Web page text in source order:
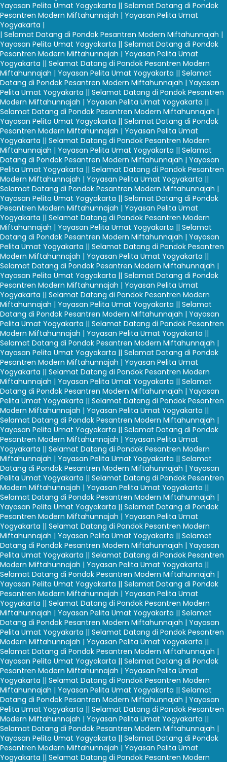
Yayasan Pelita Umat Yogyakarta || Selamat Datang di Pondok
Pesantren Modern Miftahunnajah | Yayasan Pelita Umat
Yogyakarta |
| Selamat Datang di Pondok Pesantren Modern Miftahunnajah |
Yayasan Pelita Umat Yogyakarta || Selamat Datang di Pondok
Pesantren Modern Miftahunnajah | Yayasan Pelita Umat
Yogyakarta || Selamat Datang di Pondok Pesantren Modern
Miftahunnajah | Yayasan Pelita Umat Yogyakarta || Selamat
Datang di Pondok Pesantren Modern Miftahunnajah | Yayasan
Pelita Umat Yogyakarta || Selamat Datang di Pondok Pesantren
Modern Miftahunnajah | Yayasan Pelita Umat Yogyakarta ||
Selamat Datang di Pondok Pesantren Modern Miftahunnajah |
Yayasan Pelita Umat Yogyakarta || Selamat Datang di Pondok
Pesantren Modern Miftahunnajah | Yayasan Pelita Umat
Yogyakarta || Selamat Datang di Pondok Pesantren Modern
Miftahunnajah | Yayasan Pelita Umat Yogyakarta || Selamat
Datang di Pondok Pesantren Modern Miftahunnajah | Yayasan
Pelita Umat Yogyakarta || Selamat Datang di Pondok Pesantren
Modern Miftahunnajah | Yayasan Pelita Umat Yogyakarta ||
Selamat Datang di Pondok Pesantren Modern Miftahunnajah |
Yayasan Pelita Umat Yogyakarta || Selamat Datang di Pondok
Pesantren Modern Miftahunnajah | Yayasan Pelita Umat
Yogyakarta || Selamat Datang di Pondok Pesantren Modern
Miftahunnajah | Yayasan Pelita Umat Yogyakarta || Selamat
Datang di Pondok Pesantren Modern Miftahunnajah | Yayasan
Pelita Umat Yogyakarta || Selamat Datang di Pondok Pesantren
Modern Miftahunnajah | Yayasan Pelita Umat Yogyakarta ||
Selamat Datang di Pondok Pesantren Modern Miftahunnajah |
Yayasan Pelita Umat Yogyakarta || Selamat Datang di Pondok
Pesantren Modern Miftahunnajah | Yayasan Pelita Umat
Yogyakarta || Selamat Datang di Pondok Pesantren Modern
Miftahunnajah | Yayasan Pelita Umat Yogyakarta || Selamat
Datang di Pondok Pesantren Modern Miftahunnajah | Yayasan
Pelita Umat Yogyakarta || Selamat Datang di Pondok Pesantren
Modern Miftahunnajah | Yayasan Pelita Umat Yogyakarta ||
Selamat Datang di Pondok Pesantren Modern Miftahunnajah |
Yayasan Pelita Umat Yogyakarta || Selamat Datang di Pondok
Pesantren Modern Miftahunnajah | Yayasan Pelita Umat
Yogyakarta || Selamat Datang di Pondok Pesantren Modern
Miftahunnajah | Yayasan Pelita Umat Yogyakarta || Selamat
Datang di Pondok Pesantren Modern Miftahunnajah | Yayasan
Pelita Umat Yogyakarta || Selamat Datang di Pondok Pesantren
Modern Miftahunnajah | Yayasan Pelita Umat Yogyakarta ||
Selamat Datang di Pondok Pesantren Modern Miftahunnajah |
Yayasan Pelita Umat Yogyakarta || Selamat Datang di Pondok
Pesantren Modern Miftahunnajah | Yayasan Pelita Umat
Yogyakarta || Selamat Datang di Pondok Pesantren Modern
Miftahunnajah | Yayasan Pelita Umat Yogyakarta || Selamat
Datang di Pondok Pesantren Modern Miftahunnajah | Yayasan
Pelita Umat Yogyakarta || Selamat Datang di Pondok Pesantren
Modern Miftahunnajah | Yayasan Pelita Umat Yogyakarta ||
Selamat Datang di Pondok Pesantren Modern Miftahunnajah |
Yayasan Pelita Umat Yogyakarta || Selamat Datang di Pondok
Pesantren Modern Miftahunnajah | Yayasan Pelita Umat
Yogyakarta || Selamat Datang di Pondok Pesantren Modern
Miftahunnajah | Yayasan Pelita Umat Yogyakarta || Selamat
Datang di Pondok Pesantren Modern Miftahunnajah | Yayasan
Pelita Umat Yogyakarta || Selamat Datang di Pondok Pesantren
Modern Miftahunnajah | Yayasan Pelita Umat Yogyakarta ||
Selamat Datang di Pondok Pesantren Modern Miftahunnajah |
Yayasan Pelita Umat Yogyakarta || Selamat Datang di Pondok
Pesantren Modern Miftahunnajah | Yayasan Pelita Umat
Yogyakarta || Selamat Datang di Pondok Pesantren Modern
Miftahunnajah | Yayasan Pelita Umat Yogyakarta || Selamat
Datang di Pondok Pesantren Modern Miftahunnajah | Yayasan
Pelita Umat Yogyakarta || Selamat Datang di Pondok Pesantren
Modern Miftahunnajah | Yayasan Pelita Umat Yogyakarta ||
Selamat Datang di Pondok Pesantren Modern Miftahunnajah |
Yayasan Pelita Umat Yogyakarta || Selamat Datang di Pondok
Pesantren Modern Miftahunnajah | Yayasan Pelita Umat
Yogyakarta || Selamat Datang di Pondok Pesantren Modern
Miftahunnajah | Yayasan Pelita Umat Yogyakarta || Selamat
Datang di Pondok Pesantren Modern Miftahunnajah | Yayasan
Pelita Umat Yogyakarta || Selamat Datang di Pondok Pesantren
Modern Miftahunnajah | Yayasan Pelita Umat Yogyakarta ||
Selamat Datang di Pondok Pesantren Modern Miftahunnajah |
Yayasan Pelita Umat Yogyakarta || Selamat Datang di Pondok
Pesantren Modern Miftahunnajah | Yayasan Pelita Umat
Yogyakarta || Selamat Datang di Pondok Pesantren Modern